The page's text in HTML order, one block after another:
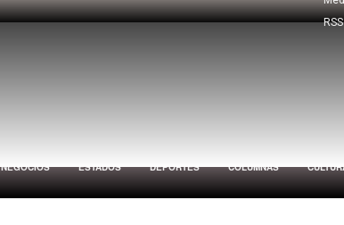
RSS
NEGOCIOS ESTADOS DEPORTES COLUMNAS